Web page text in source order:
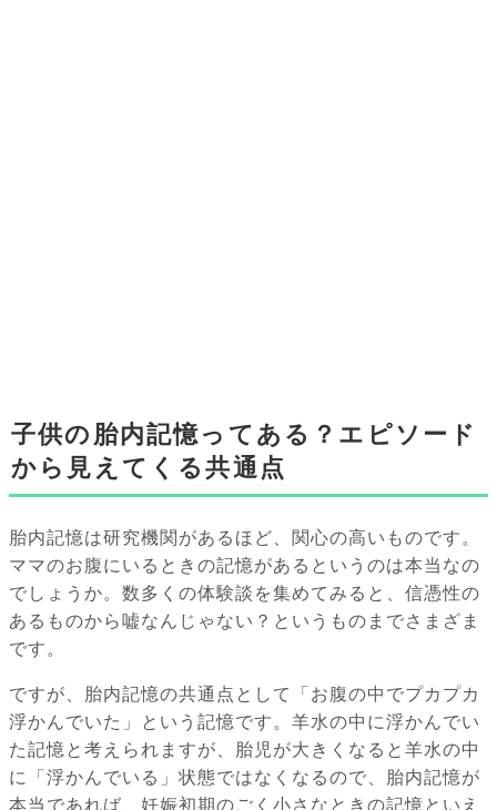
子供の胎内記憶ってある？エピソード
から見えてくる共通点
胎内記憶は研究機関があるほど、関心の高いものです。
ママのお腹にいるときの記憶があるというのは本当なの
でしょうか。数多くの体験談を集めてみると、信憑性の
あるものから嘘なんじゃない？というものまでさまざま
です。
ですが、胎内記憶の共通点として「お腹の中でプカプカ
浮かんでいた」という記憶です。羊水の中に浮かんでい
た記憶と考えられますが、胎児が大きくなると羊水の中
に「浮かんでいる」状態ではなくなるので、胎内記憶が
本当であれば、妊娠初期のごく小さなときの記憶といえ